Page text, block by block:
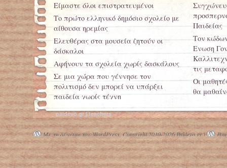
Είμαστε όλοι επιστρατευμένοι
Το πρώτο ελληνικό δημόσιο σχολείο με
αίθουσα ηρεμίας
Ελευθέρας στα μουσεία ζητούν οι
δάσκαλοι
Αφήνουν τα σχολεία χωρίς δασκάλους
Σε μια χώρα που γέννησε τον
πολιτισμό δεν μπορεί να υπάρξει
παιδεία χωρίς τέχνη
Παιδείας
Τον
Ενωση
τις
Οι
θα
Ιρανός
για
paidevo.gr | teachers
Με τη δύναμη του WordPress. Copyright 2010-2026 Paidevo.gr |